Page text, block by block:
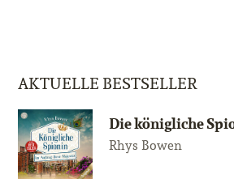
AKTUELLE BESTSELLER
Die königliche
Rhys Bowen